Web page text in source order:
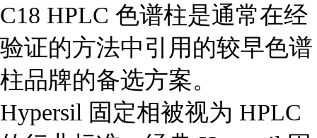
C18 HPLC 色谱柱是通常在经
验证的方法中引用的较早色谱
柱品牌的备选方案。
Hypersil 固定相被视为 HPLC